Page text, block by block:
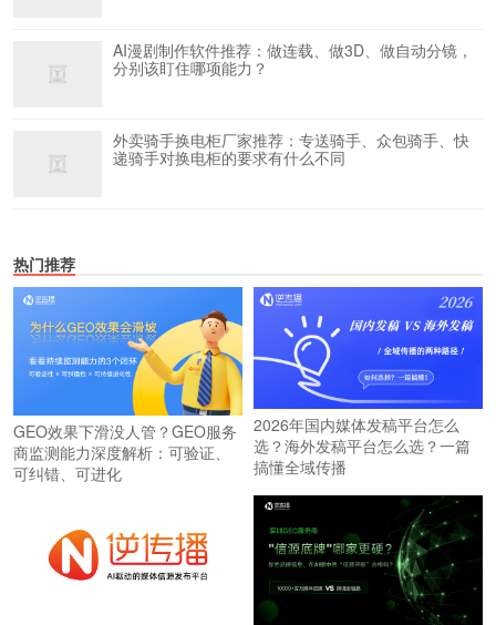
AI漫剧制作软件推荐：做连载、做3D、做自动分镜，
分别该盯住哪项能力？
外卖骑手换电柜厂家推荐：专送骑手、众包骑手、快
递骑手对换电柜的要求有什么不同
热门推荐
GEO效果下滑没人管？GEO服务
商监测能力深度解析：可验证、
可纠错、可进化
2026年国内媒体发稿平台怎么
选？海外发稿平台怎么选？一篇
搞懂全域传播